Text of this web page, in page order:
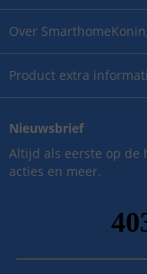
Over
Product extra
Nieuwsbrief
Altijd als eerste op de
acties en meer.